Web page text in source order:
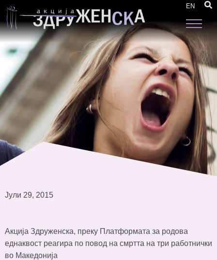
EN
Јули 29, 2015
Акција Здруженска, преку Платформата за родова
еднаквост реагира по повод на смртта на три работнички
во Македонија